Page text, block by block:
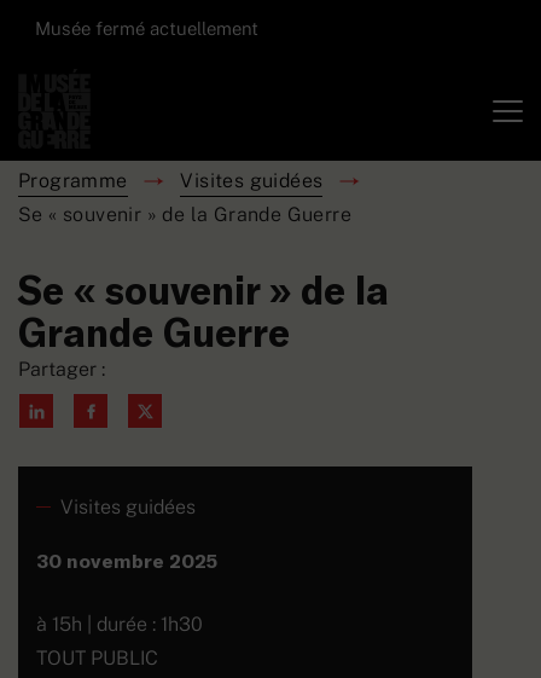
Musée fermé actuellement
Partager :
Visites guidées
30 novembre 2025
à 15h | durée : 1h30
TOUT PUBLIC
Programme
Visites guidées
Se « souvenir » de la Grande Guerre
Se « souvenir » de la
Grande Guerre